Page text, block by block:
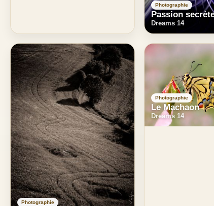
Photographie
Passion
Dreams 14
Photographie
Photographie
Le Machaon
Dreams 14